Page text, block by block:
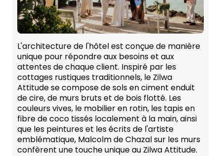
L'architecture de l'hôtel est conçue de manière
unique pour répondre aux besoins et aux
attentes de chaque client. Inspiré par les
cottages rustiques traditionnels, le Zilwa
Attitude se compose de sols en ciment enduit
de cire, de murs bruts et de bois flotté. Les
couleurs vives, le mobilier en rotin, les tapis en
fibre de coco tissés localement à la main, ainsi
que les peintures et les écrits de l'artiste
emblématique, Malcolm de Chazal sur les murs
confèrent une touche unique au Zilwa Attitude.